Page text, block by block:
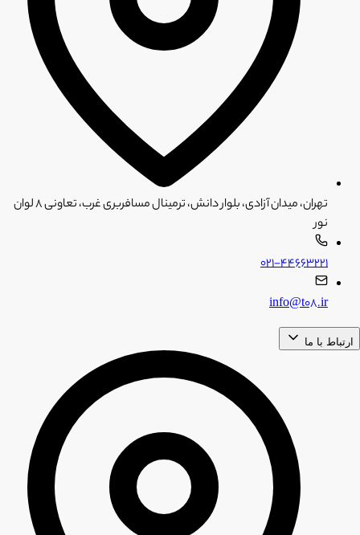
تهران، میدان آزادی، بلوار دانش، ترمینال مسافربری غرب، تعاونی ۸ لوان
نور
۰۲۱-۴۴۶۶۳۲۲۱
info@t08.ir
ارتباط با ما